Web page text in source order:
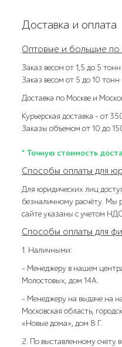
Доставка и оплата
Оптовые и большие по
Заказ весом от 1,5 до 5
Заказ весом от 5 до 10
Доставка по Москве и
Курьерская доставка – от
Заказы объемом от 10 до
* Точную стоимость
Способы оплаты для
Для юридических лиц
безналичному расчёту. Мы
сайте указаны с учетом
Способы оплаты для
1. Наличными:
- Менеджеру в нашем
Молостовых, дом 14А.
- Менеджеру на выдаче на
Московская область,
«Новые дома», дом 8 Г.
2. По выставленному счету